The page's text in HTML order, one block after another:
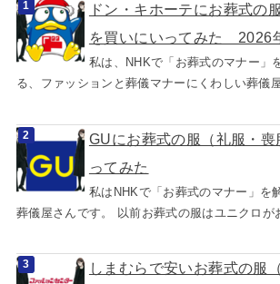
ドン・キホーテにお葬式の
を買いにいってみた 2026
私は、NHKで「お葬式のマナー」
る、ファッションと葬儀マナーにくわしい葬儀
GUにお葬式の服（礼服・喪
ってみた
私はNHKで「お葬式のマナー」を
葬儀屋さんです。 以前お葬式の服はユニクロが
しまむらで安いお葬式の服